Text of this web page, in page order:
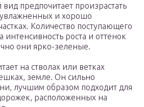
вид предпочитает произрастать
и хорошо
Количество поступающего
интенсивность роста и оттенок
они ярко-зеленые.
на стволах или ветках
земле. Он сильно
лучшим образом подходит для
расположенных на